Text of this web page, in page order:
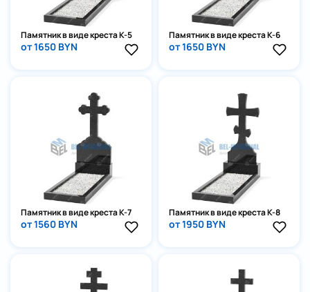
Памятник в виде креста К-5
от 1650 BYN
Памятник в виде креста К-6
от 1650 BYN
Памятник в виде креста К-7
от 1560 BYN
Памятник в виде креста К-8
от 1950 BYN